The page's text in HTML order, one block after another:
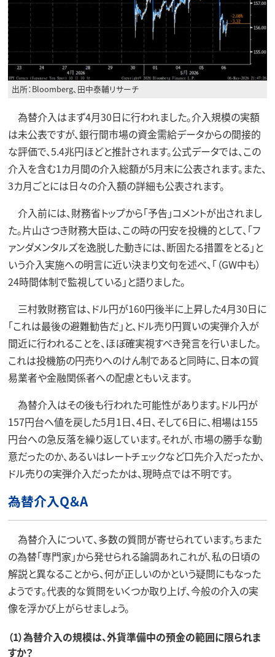
出所：Bloomberg、田中泰輔リサーチ
為替介入はまず4月30日に行われました。介入規模の実額
は未公表ですが、銀行間市場の資金需給データからの間接的
な評価で、5.4兆円ほどと推計されます。公式データでは、この
介入を含む1カ月間の介入総額が5月末に公表されます。また、
3カ月ごとには日々の介入額の詳細も公表されます。
介入前には、財務省トップから「予告」コメントが出されまし
た。片山さつき財務大臣は、この時の円安を投機的として、「フ
ァンダメンタルズを逸脱した動きには、断固たる措置をとる」と
いう介入実施への明言に近い決まり文句を述べ、「（GW中も）
24時間体制で監視している」と語りました。
三村敦財務官は、ドル円が160円後半に上昇した4月30日に
「これは最後の避難勧告だ」と、ドル売り円買いの実弾介入が
間近に行われることを、ほぼ確実視すべき発言を行いました。
これは投機筋の円売りへのけん制であると同時に、日本の貿
易業者や金融関係者への配慮ともいえます。
為替介入はその後も行われた可能性があります。ドル円が
157円台へ値を戻した5月1日、4日、そして6日に、相場は155
円台への急反落を繰り返しています。それが、市場の勝手な動
意だったのか、あるいはレートチェックなど口先介入だったか、
ドル売りの実弾介入だったかは、現時点では不明です。
為替介入Q＆A
為替介入について、多数の質問が寄せられています。ちまた
の為替「専門家」から発せられる論調あれこれが、私の日頃の
解説と異なることから、何が正しいのかという疑問にもなった
ようです。代表的な質問をいくつか取り上げ、今般の介入の実
像を浮かび上がらせましょう。
（1）為替介入の規模は、外貨準備中の預金の範囲に限られま
すか？